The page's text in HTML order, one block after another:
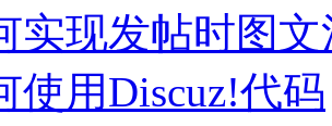
实现发帖时图
使用Discuz!代码